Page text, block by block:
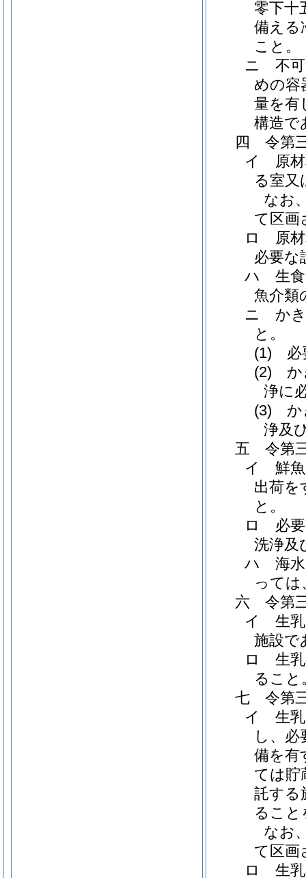
零下十
備える
こと。
ニ 不可
めの容
量を有
構造で
四 令第
イ 原材
る室又
なお
て区画
ロ 原材
必要な
ハ 生食
魚介類
ニ かき
と。
(1) 必
(2) か
浄に
(3) か
浄及
五 令第
イ 鮮魚
出荷を
と。
ロ 必要
洗浄及
ハ 海水
っては
六 令第
イ 生乳
施設で
ロ 生乳
ること
七 令第
イ 生乳
し、
備を有
ては貯
託する
ること
なお
て区画
ロ 生乳